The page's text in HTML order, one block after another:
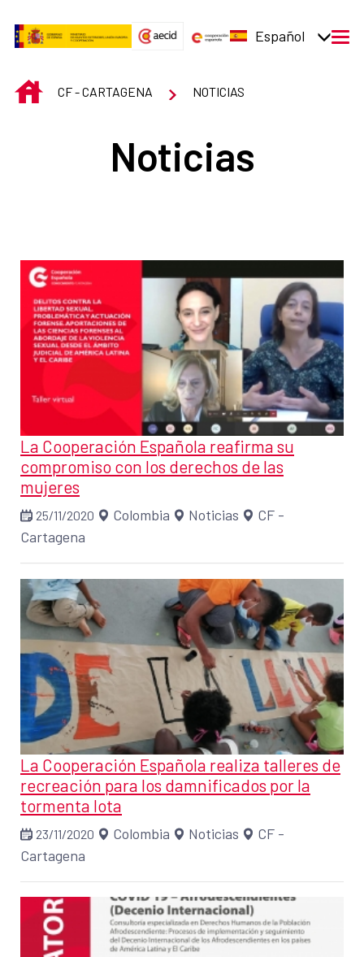
Español
INICIOCF - CARTAGENA NOTICIAS
Noticias
La Cooperación Española reafirma su
compromiso con los derechos de las
mujeres
25/11/2020 Colombia Noticias
CF -
Cartagena
La Cooperación Española realiza talleres de
recreación para los damnificados por la
tormenta Iota
23/11/2020 Colombia Noticias
CF -
Cartagena